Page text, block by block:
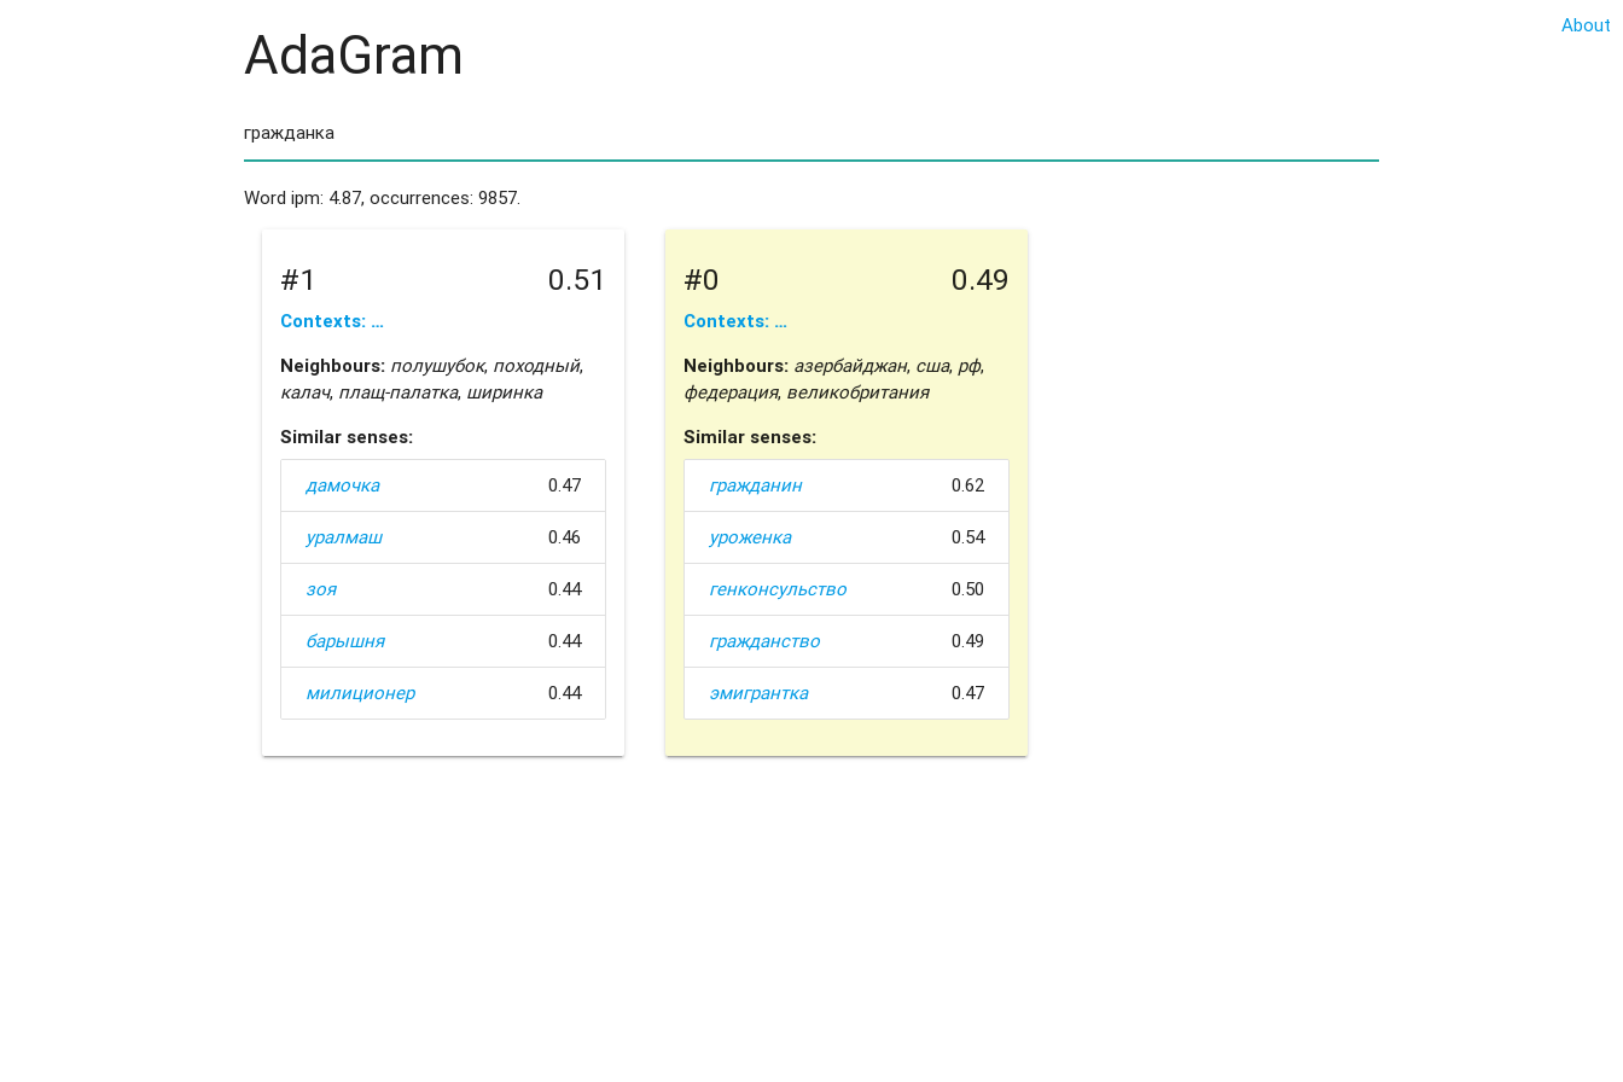
About
AdaGram
Word ipm: 4.87, occurrences: 9857.
#1 0.51
Contexts: …
Neighbours: полушубок, походный,
калач, плащ-палатка, ширинка
Similar senses:
дамочка 0.47
уралмаш 0.46
зоя 0.44
барышня 0.44
милиционер 0.44
#0 0.49
Contexts: …
Neighbours: азербайджан, сша, рф,
федерация, великобритания
Similar senses:
гражданин 0.62
уроженка 0.54
генконсульство 0.50
гражданство 0.49
эмигрантка 0.47